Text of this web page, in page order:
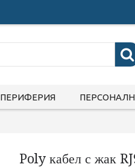
ПЕРИФЕРИЯ
Poly кабел с жак